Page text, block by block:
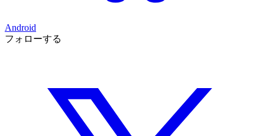
Android
フォローする